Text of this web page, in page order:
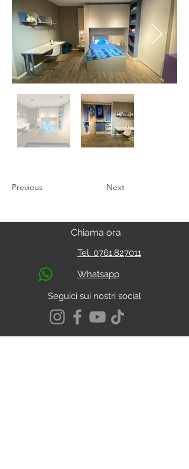
Previous Next
Chiama ora
Tel. 0761.827011
Whatsapp
Seguici sui nostri social